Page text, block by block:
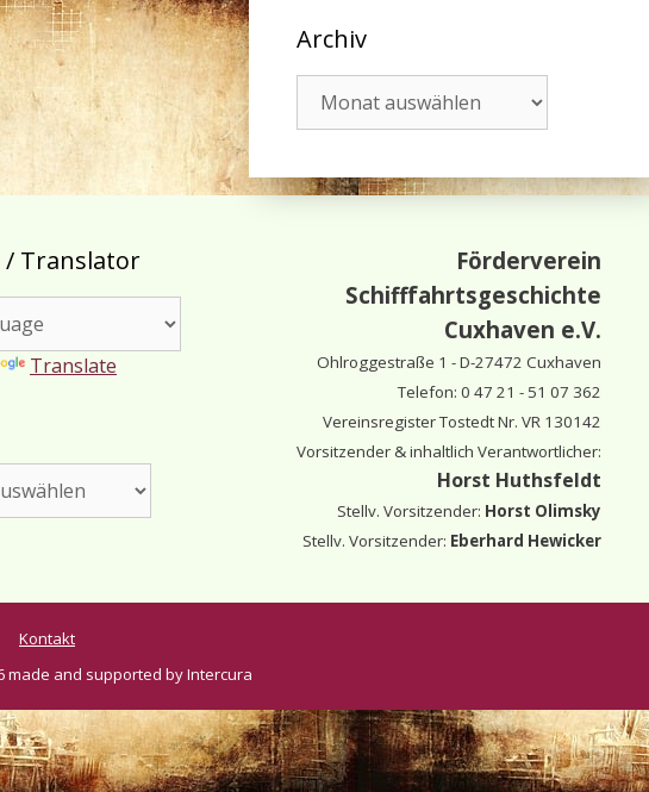
Archiv
/ Translator
Translate
Förderverein
Schifffahrtsgeschichte
Cuxhaven e.V.
Ohlroggestraße 1 - D-27472 Cuxhaven
Telefon: 0 47 21 - 51 07 362
Vereinsregister Tostedt Nr. VR 130142
Vorsitzender & inhaltlich Verantwortlicher:
Horst Huthsfeldt
Stellv. Vorsitzender: Horst Olimsky
Stellv. Vorsitzender: Eberhard Hewicker
Kontakt
made and supported by Intercura